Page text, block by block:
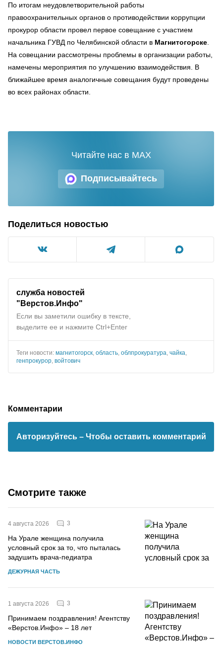
По итогам неудовлетворительной работы
правоохранительных органов о противодействии коррупции
прокурор области провел первое совещание с участием
начальника ГУВД по Челябинской области в Магнитогорске
На совещании рассмотрены проблемы в организации работы,
намечены мероприятия по улучшению взаимодействия. В
ближайшее время аналогичные совещания будут проведены
во всех районах области.
Подписывайтесь
Читайте нас в MAX
Поделиться новостью
служба новостей
"Верстов.Инфо"
Если вы заметили ошибку в тексте,
выделите ее и нажмите Ctrl+Enter
Теги новости: магнитогорск область облпрокуратура чайка
генпрокурор войтович
Комментарии
Авторизуйтесь – Чтобы оставить комментарий
Смотрите также
4 августа 2026 3
На Урале женщина получила
условный срок за то, что пыталась
задушить врача-педиатра
ДЕЖУРНАЯ ЧАСТЬ
1 августа 2026 3
Принимаем поздравления! Агентству
«Верстов.Инфо» – 18 лет
НОВОСТИ ВЕРСТОВ.ИНФО